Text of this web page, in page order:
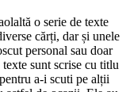
o serie de texte
cărți, dar și unele
personal sau doar
sunt scrise cu titlu
a-i scuti pe alții